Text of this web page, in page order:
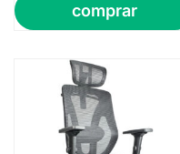
comprar